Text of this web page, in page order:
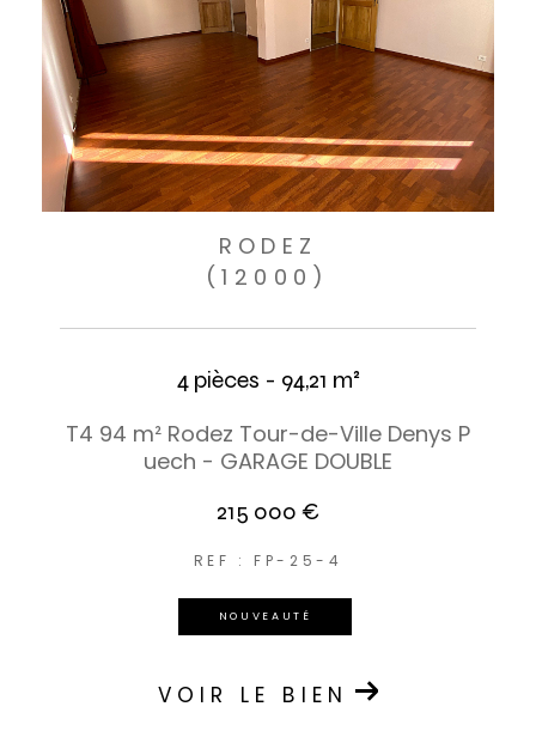
RODEZ
(12000)
4 pièces - 94,21 m²
T4 94 m² Rodez Tour-de-Ville Denys P
uech - GARAGE DOUBLE
215 000 €
REF : FP-25-4
NOUVEAUTÉ
VOIR LE BIEN